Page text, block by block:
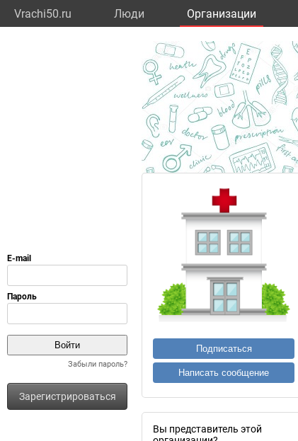
Vrachi50.ru Люди Организации
Забыли пароль?
Зарегистрироваться
Подписаться
Написать сообщение
Вы представитель этой